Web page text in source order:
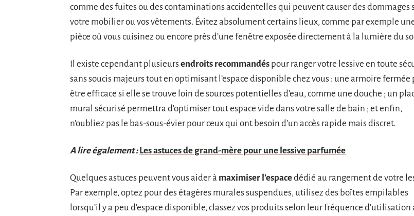
comme des fuites ou des contaminations accidentelles qui peuvent causer des dommages
votre mobilier ou vos vêtements. Évitez absolument certains lieux, comme par exemple
pièce où vous cuisinez ou encore près d’une fenêtre exposée directement à la lumière du
Il existe cependant plusieursendroits recommandés pour ranger votre lessive en toute
sans soucis majeurs tout en optimisant l’espace disponible chez vous : une armoire fermée
être efficace si elle se trouve loin de sources potentielles d’eau, comme une douche ; un
mural sécurisé permettra d’optimiser tout espace vide dans votre salle de bain ; et enfin,
n’oubliez pas le bas-sous-évier pour ceux qui ont besoin d’un accès rapide mais discret.
A lire également : Les astuces de grand-mère pour une lessive parfumée
Quelques astuces peuvent vous aider à maximiser l’espacedédié au rangement de votre
Par exemple, optez pour des étagères murales suspendues, utilisez des boîtes empilables
lorsqu’il y a peu d’espace disponible, classez vos produits selon leur fréquence d’utilisation